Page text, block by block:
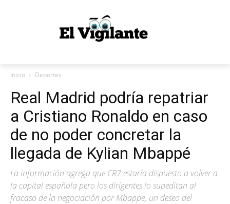
Inicio Deportes
Real Madrid podría repatriar
a Cristiano Ronaldo en caso
de no poder concretar la
llegada de Kylian Mbappé
La información agrega que CR7 estaría dispuesto a volver a
la capital española pero los dirigentes lo supeditan al
fracaso de la negociación por Mbappe, un deseo del